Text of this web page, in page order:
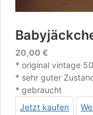
20,00 €
* original vintage
* sehr guter
* gebraucht
Jetzt kaufen